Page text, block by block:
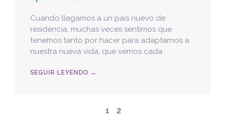
Cuando llegamos a un país nuevo de
residencia, muchas veces sentimos que
tenemos tanto por hacer para adaptarnos a
nuestra nueva vida, que vemos cada
SEGUIR LEYENDO →
1 2